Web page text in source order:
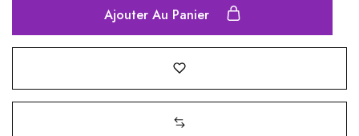
Ajouter Au Panier